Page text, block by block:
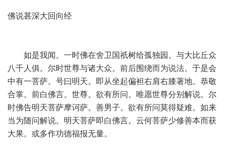
佛说甚深大回向经
如是我闻。一时佛在舍卫国祇树给孤独园。与大比丘众
八千人俱。尔时世尊与诸大众。前后围绕而为说法。于是会
中有一菩萨。号曰明天。即从坐起偏袒右肩右膝著地。恭敬
合掌。前白佛言。世尊。欲有所问。唯愿世尊分别解说。尔
时佛告明天菩萨摩诃萨。善男子。欲有所问莫得疑难。如来
当为随问解说。明天菩萨即白佛言。云何菩萨少修善本而获
大果。或多作功德福报无量。